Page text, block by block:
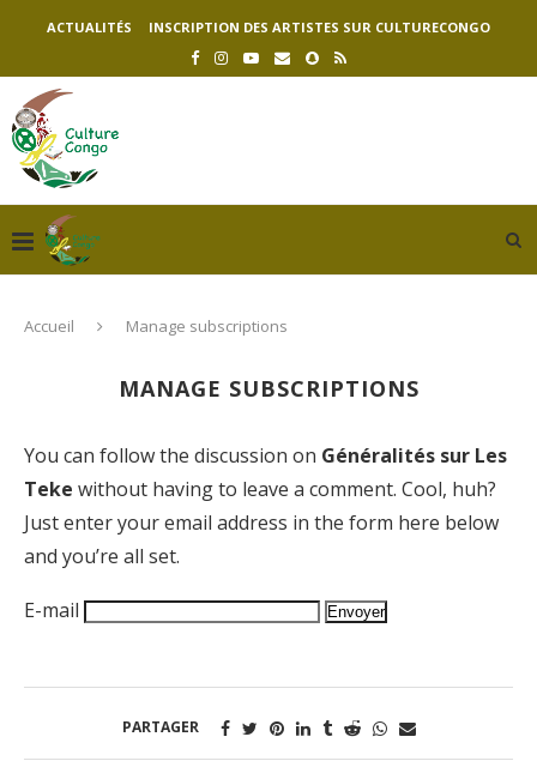
ACTUALITÉS INSCRIPTION DES ARTISTES SUR CULTURECONGO
Accueil Manage subscriptions
MANAGE SUBSCRIPTIONS
You can follow the discussion on Généralités sur Les
Teke without having to leave a comment. Cool, huh?
Just enter your email address in the form here below
and you’re all set.
E-mail
PARTAGER